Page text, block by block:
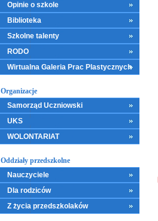
Opinie o szkole
Biblioteka
Szkolne talenty
RODO
Wirtualna Galeria Prac Plastycznych
Organizacje
Samorząd Uczniowski
UKS
WOLONTARIAT
Oddziały przedszkolne
Nauczyciele
Dla rodziców
Z życia przedszkolaków